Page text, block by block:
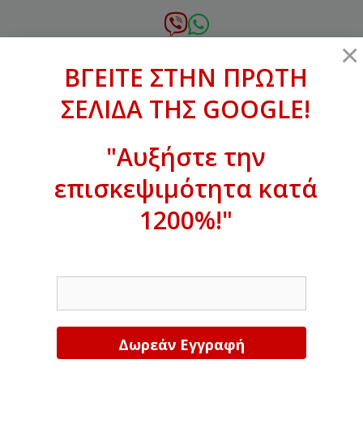
σε
xanthogenous@gmail.com
ΒΓΕΙΤΕ ΣΤΗΝ ΠΡΩΤΗ ΣΕΛΙΔΑ ΤΗΣ
GOOGLE!
×
ΒΓΕΙΤΕ ΣΤΗΝ ΠΡΩΤΗ
ΣΕΛΙΔΑ ΤΗΣ GOOGLE!
"Αυξήστε την
επισκεψιμότητα κατά
1200%!"